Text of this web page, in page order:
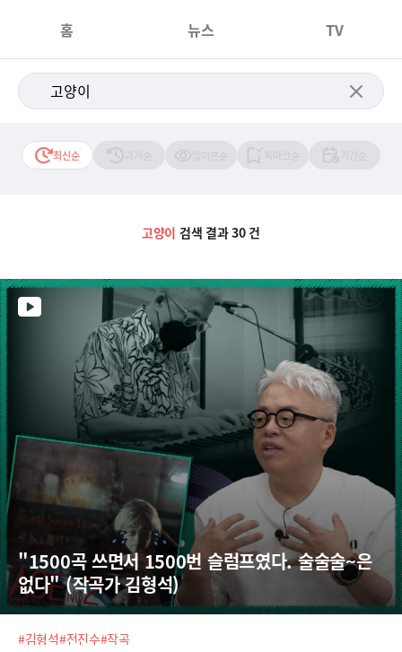
홈 뉴스 TV
최신순
고양이 검색 결과 30 건
"1500곡 쓰면서 1500번 슬럼프였다. 술술술~은
없다" (작곡가 김형석)
#김형석#전진수#작곡